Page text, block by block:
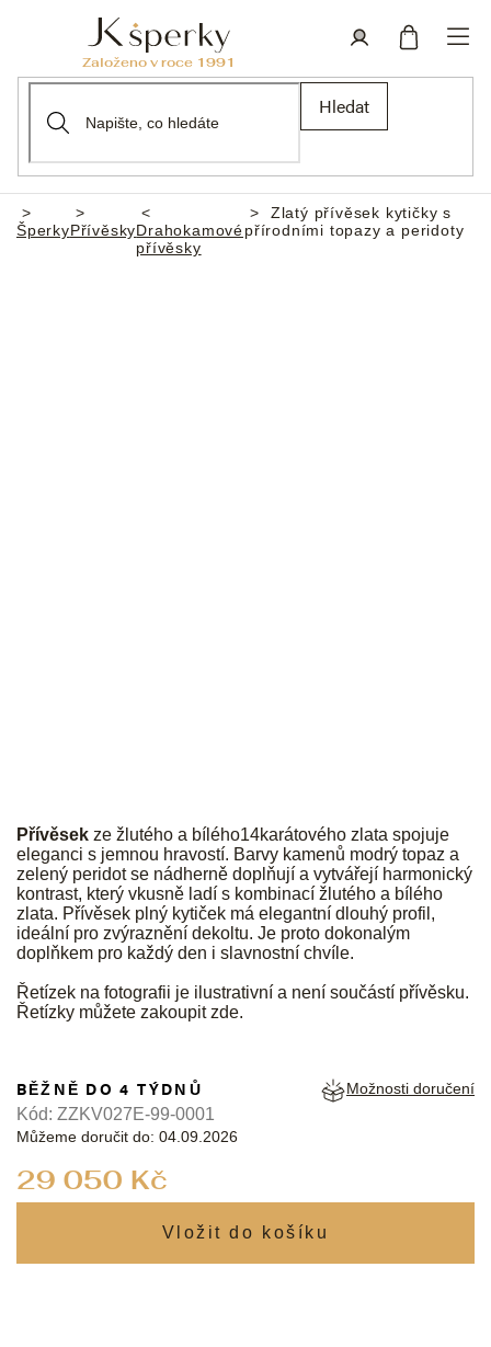
Hledat
Domů
ŠperkyPřívěskyDrahokamové
přívěsky
Zlatý přívěsek kytičky s
přírodními topazy a peridoty
Přívěsek ze žlutého a bílého14karátového zlata spojuje
eleganci s jemnou hravostí. Barvy kamenů modrý topaz a
zelený peridot se nádherně doplňují a vytvářejí harmonický
kontrast, který vkusně ladí s kombinací žlutého a bílého
zlata. Přívěsek plný kytiček má elegantní dlouhý profil,
ideální pro zvýraznění dekoltu. Je proto dokonalým
doplňkem pro každý den i slavnostní chvíle.
Řetízek na fotografii je ilustrativní a není součástí přívěsku.
Řetízky můžete zakoupitzde.
29 050 Kč
BĚŽNĚ DO 4 TÝDNŮ
Můžeme doručit do: 04.09.2026
Možnosti doručení
Kód: ZZKV027E-99-0001